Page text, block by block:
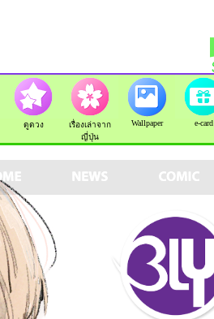
ดูดวง
เรื่องเล่าจาก
ญี่ปุ่น
Wallpaper e-card